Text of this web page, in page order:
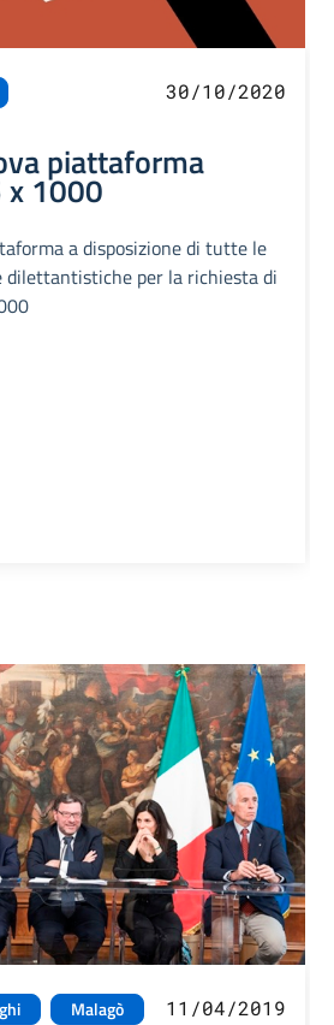
30/10/2020
piattaforma
x 1000
a disposizione di tutte le
dilettantistiche per la richiesta di
Malagò 11/04/2019